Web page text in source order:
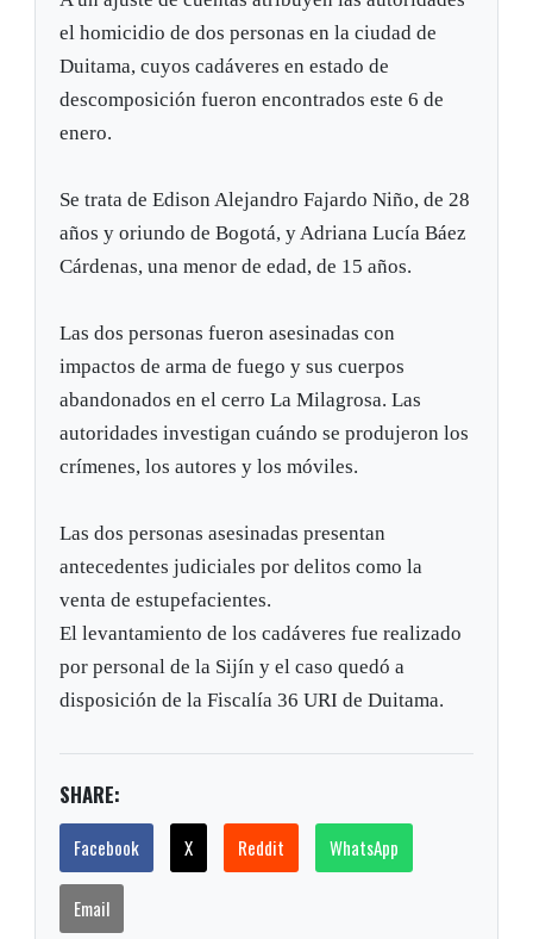
el homicidio de dos personas en la ciudad de
Duitama, cuyos cadáveres en estado de
descomposición fueron encontrados este 6 de
enero.
Se trata de Edison Alejandro Fajardo Niño, de 28
años y oriundo de Bogotá, y Adriana Lucía Báez
Cárdenas, una menor de edad, de 15 años.
Las dos personas fueron asesinadas con
impactos de arma de fuego y sus cuerpos
abandonados en el cerro La Milagrosa. Las
autoridades investigan cuándo se produjeron los
crímenes, los autores y los móviles.
Las dos personas asesinadas presentan
antecedentes judiciales por delitos como la
venta de estupefacientes.
El levantamiento de los cadáveres fue realizado
por personal de la Sijín y el caso quedó a
disposición de la Fiscalía 36 URI de Duitama.
SHARE:
Facebook X Reddit WhatsApp
Email